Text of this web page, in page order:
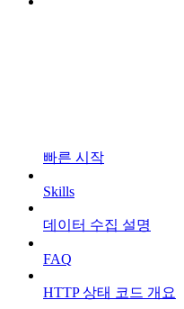
빠른 시작
Skills
데이터 수집 설명
FAQ
HTTP 상태 코드 개요